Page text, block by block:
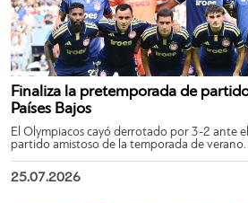
Finaliza la pretemporada de
Países Bajos
El Olympiacos cayó derrotado por 3-2 ante
partido amistoso de la temporada de verano.
25.07.2026